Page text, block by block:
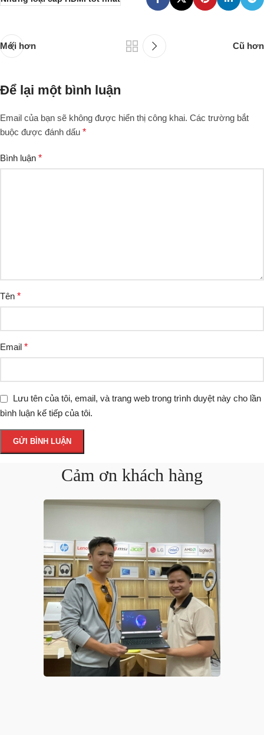
Mới hơn Cũ hơn
Để lại một bình luận
Email của bạn sẽ không được hiển thị công khai. Các trường bắt
buộc được đánh dấu *
Bình luận *
Tên *
Email *
Lưu tên của tôi, email, và trang web trong trình duyệt này cho lần
bình luận kế tiếp của tôi.
Cảm ơn khách hàng